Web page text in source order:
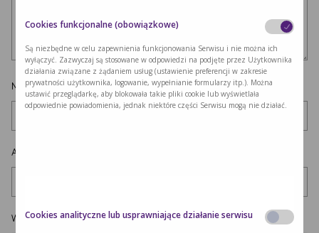
Nazwa*
Adres e-mail
Witryna internetowa
Cookies funkcjonalne (obowiązkowe)
Są niezbędne w celu zapewnienia funkcjonowania Serwisu i nie można ich
wyłączyć. Zazwyczaj są stosowane w odpowiedzi na podjęte przez Użytkownika
działania związane z żądaniem usług (ustawienie preferencji w zakresie
prywatności użytkownika, logowanie, wypełnianie formularzy itp.). Można
ustawić przeglądarkę, aby blokowała takie pliki cookie lub wyświetlała
odpowiednie powiadomienia, jednak niektóre części Serwisu mogą nie działać.
Cookies analityczne lub usprawniające działanie serwisu